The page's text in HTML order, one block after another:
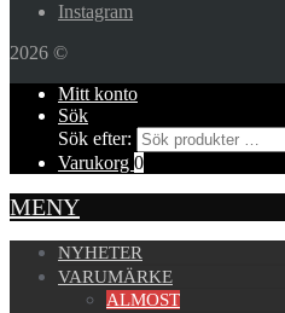
Instagram
2026 ©
Mitt konto
Sök
Sök efter:
Varukorg 0
MENY
NYHETER
VARUMÄRKE
ALMOST